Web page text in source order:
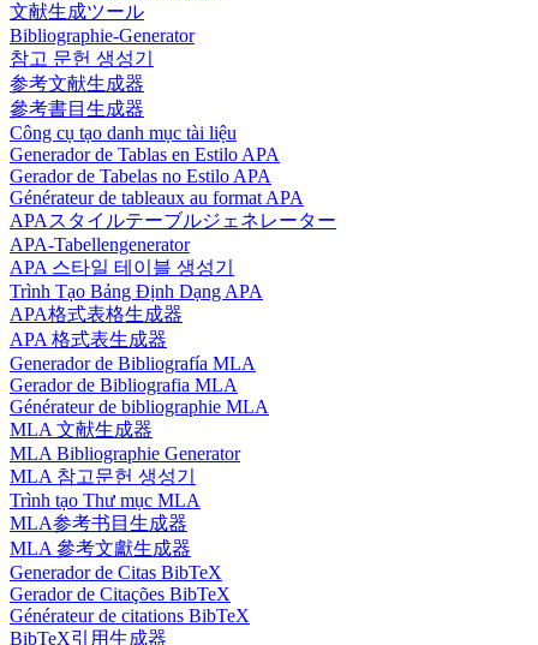
文献生成ツール
Bibliographie-Generator
참고 문헌 생성기
参考文献生成器
參考書目生成器
Công cụ tạo danh mục tài liệu
Generador de Tablas en Estilo APA
Gerador de Tabelas no Estilo APA
Générateur de tableaux au format APA
APAスタイルテーブルジェネレーター
APA-Tabellengenerator
APA 스타일 테이블 생성기
Trình Tạo Bảng Định Dạng APA
APA格式表格生成器
APA 格式表生成器
Generador de Bibliografía MLA
Gerador de Bibliografia MLA
Générateur de bibliographie MLA
MLA 文献生成器
MLA Bibliographie Generator
MLA 참고문헌 생성기
Trình tạo Thư mục MLA
MLA参考书目生成器
MLA 參考文獻生成器
Generador de Citas BibTeX
Gerador de Citações BibTeX
Générateur de citations BibTeX
BibTeX引用生成器